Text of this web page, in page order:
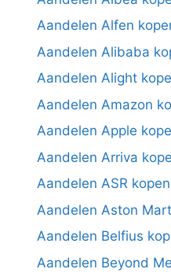
Aandelen Alfen
Aandelen Alibaba
Aandelen Alight
Aandelen Amazon
Aandelen Apple
Aandelen Arriva
Aandelen ASR kopen
Aandelen Aston
Aandelen Belfius
Aandelen Beyond